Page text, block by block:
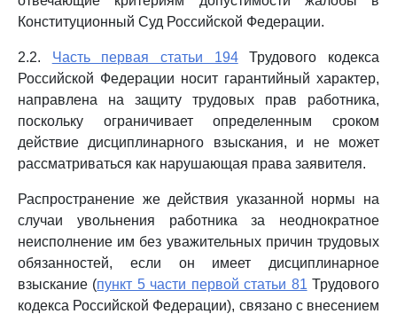
Конституционный Суд Российской Федерации.
2.2. Часть первая статьи 194Трудового кодекса
Российской Федерации носит гарантийный характер,
направлена на защиту трудовых прав работника,
поскольку ограничивает определенным сроком
действие дисциплинарного взыскания, и не может
рассматриваться как нарушающая права заявителя.
Распространение же действия указанной нормы на
случаи увольнения работника за неоднократное
неисполнение им без уважительных причин трудовых
обязанностей, если он имеет дисциплинарное
взыскание (пункт 5 части первой статьи 81 Трудового
кодекса Российской Федерации), связано с внесением